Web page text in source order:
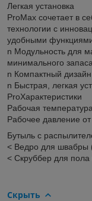
Легкая установка
ProMax сочетает в
технологии с
удобными
n Модульность для
минимального
n Компактный дизайн
n Быстрая, легкая
ProХарактеристики
Рабочая
Рабочее давление
Бутыль с
< Ведро для швабры
< Скруббер для
Скрыть